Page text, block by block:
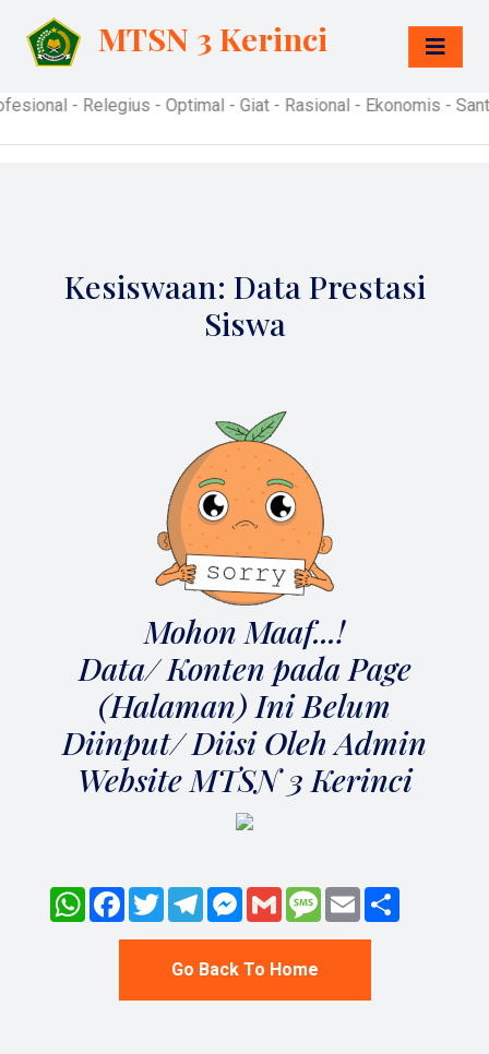
MTSN 3 Kerinci
- Relegius - Optimal - Giat - Rasional - Ekonomis -
Kesiswaan: Data Prestasi
Siswa
Mohon Maaf...!
Data/ Konten pada Page
(Halaman) Ini Belum
Diinput/ Diisi Oleh Admin
Website MTSN 3 Kerinci
WhatsAppFacebook
TwitterTelegramMessenger
Gmail Message
Email
Go Back To Home